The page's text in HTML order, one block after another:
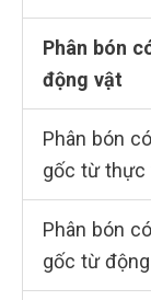
Phân bón
động vật
Phân bón
gốc từ thực
Phân bón
gốc từ